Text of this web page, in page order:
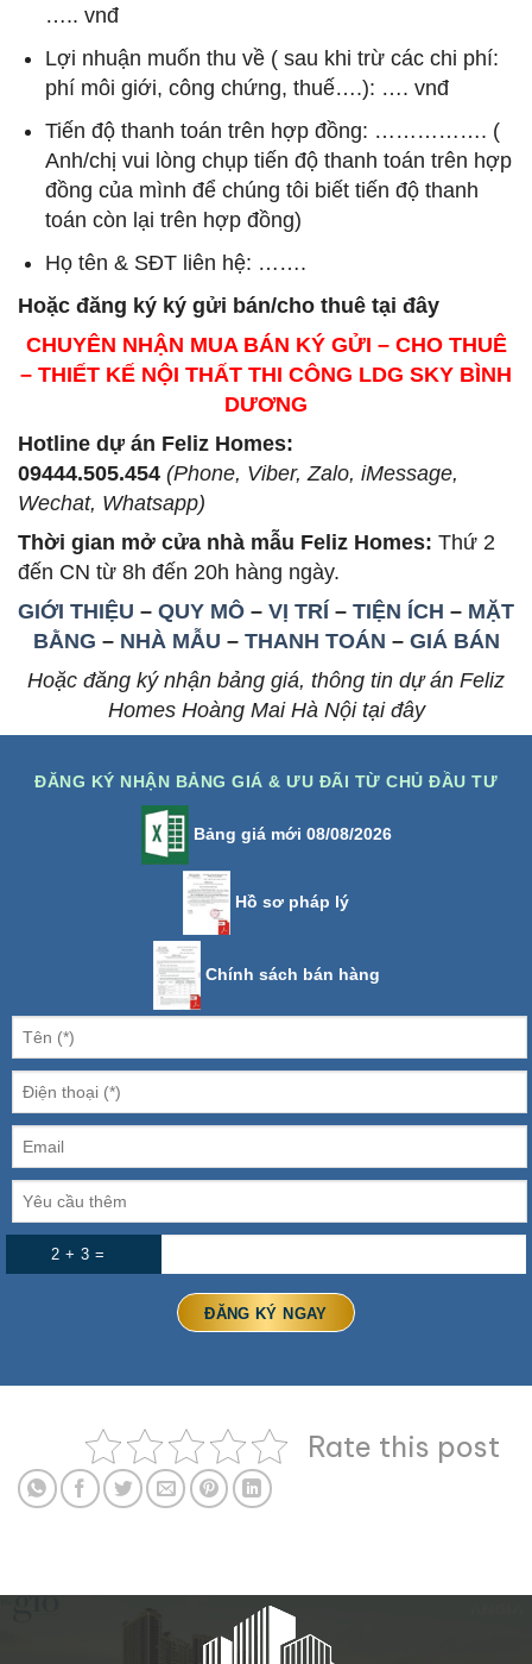
….. vnđ
Lợi nhuận muốn thu về ( sau khi trừ các chi phí:
phí môi giới, công chứng, thuế….): …. vnđ
Tiến độ thanh toán trên hợp đồng: ……………. (
Anh/chị vui lòng chụp tiến độ thanh toán trên hợp
đồng của mình để chúng tôi biết tiến độ thanh
toán còn lại trên hợp đồng)
Họ tên & SĐT liên hệ: …….
Hoặc đăng ký ký gửi bán/cho thuê tại đây
CHUYÊN NHẬN MUA BÁN KÝ GỬI – CHO THUÊ
– THIẾT KẾ NỘI THẤT THI CÔNG LDG SKY BÌNH
DƯƠNG
Hotline dự án Feliz Homes:
09444.505.454 (Phone, Viber, Zalo, iMessage,
Wechat, Whatsapp)
Thời gian mở cửa nhà mẫu Feliz Homes: Thứ 2
đến CN từ 8h đến 20h hàng ngày.
GIỚI THIỆU – QUY MÔ – VỊ TRÍ – TIỆN ÍCH – MẶT
BẰNG – NHÀ MẪU – THANH TOÁN – GIÁ BÁN
Hoặc đăng ký nhận bảng giá, thông tin dự án Feliz
Homes Hoàng Mai Hà Nội tại đây
ĐĂNG KÝ NHẬN BẢNG GIÁ & ƯU ĐÃI TỪ CHỦ ĐẦU TƯ
Bảng giá mới 08/08/2026
Hồ sơ pháp lý
Chính sách bán hàng
2 + 3 =
Rate this post